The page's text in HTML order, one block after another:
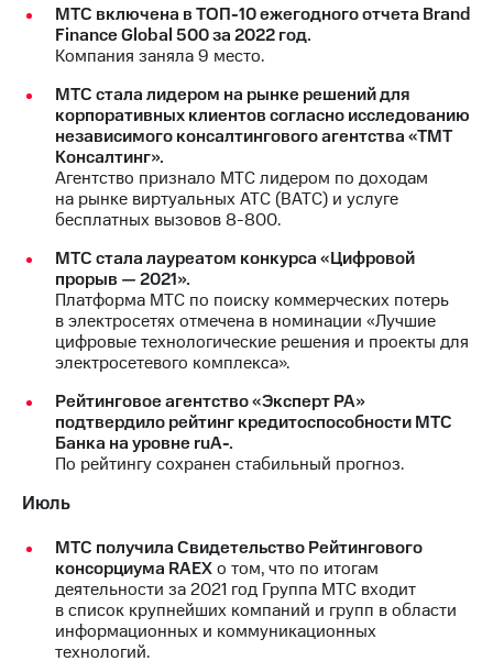
ПАО
"МТС"
Собрания
акционеров
Личный
кабинет
акционера
Акционерный
капитал
Контроль
и
аудит
Рынок
акций
Описание
Программа
приобретения
Порядок
выкупа
акций
Дивиденды
Описание
Еврооблигации-2023
Уведомление
о
погашении
именных
МТС включена в ТОП-10 ежегодного отчета Brand
Finance Global 500 за 2022 год.
Компания заняла 9 место.
МТС стала лидером на рынке решений для
корпоративных клиентов согласно исследованию
независимого консалтингового агентства «ТМТ
Консалтинг».
Агентство признало МТС лидером по доходам
на рынке виртуальных АТС (ВАТС) и услуге
бесплатных вызовов 8-800.
МТС стала лауреатом конкурса «Цифровой
прорыв — 2021».
Платформа МТС по поиску коммерческих потерь
в электросетях отмечена в номинации «Лучшие
цифровые технологические решения и проекты для
электросетевого комплекса».
Рейтинговое агентство «Эксперт РА»
подтвердило рейтинг кредитоспособности МТС
Банка на уровне ruA-.
По рейтингу сохранен стабильный прогноз.
Июль
МТС получила Свидетельство Рейтингового
консорциума RAEXо том, что по итогам
деятельности за 2021 год Группа МТС входит
в список крупнейших компаний и групп в области
информационных и коммуникационных
технологий.